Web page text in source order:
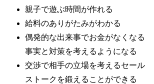
親子で遊ぶ時間が作れる
給料のありがたみがわかる
偶発的な出来事でお金がなくなる
事実と対策を考えるようになる
交渉で相手の立場を考えるセール
ストークを鍛えることができる